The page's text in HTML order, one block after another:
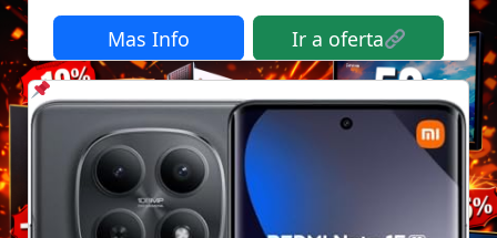
Mas Info Ir a oferta